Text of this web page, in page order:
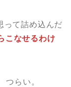
って詰め込んだ
こなせるわけ
らい。